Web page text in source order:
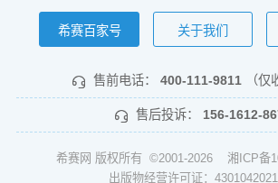
希赛百家号 关于我们
售前电话： 400-111-9811 （仅
售后投诉： 156-1612-
希赛网 版权所有 ©2001-2026 湘ICP备
出版物经营许可证：